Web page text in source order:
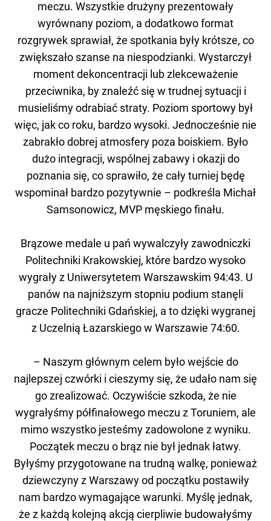
meczu. Wszystkie drużyny prezentowały
wyrównany poziom, a dodatkowo format
rozgrywek sprawiał, że spotkania były krótsze, co
zwiększało szanse na niespodzianki. Wystarczył
moment dekoncentracji lub zlekceważenie
przeciwnika, by znaleźć się w trudnej sytuacji i
musieliśmy odrabiać straty. Poziom sportowy był
więc, jak co roku, bardzo wysoki. Jednocześnie nie
zabrakło dobrej atmosfery poza boiskiem. Było
dużo integracji, wspólnej zabawy i okazji do
poznania się, co sprawiło, że cały turniej będę
wspominał bardzo pozytywnie – podkreśla Michał
Samsonowicz, MVP męskiego finału.
Brązowe medale u pań wywalczyły zawodniczki
Politechniki Krakowskiej, które bardzo wysoko
wygrały z Uniwersytetem Warszawskim 94:43. U
panów na najniższym stopniu podium stanęli
gracze Politechniki Gdańskiej, a to dzięki wygranej
z Uczelnią Łazarskiego w Warszawie 74:60.
– Naszym głównym celem było wejście do
najlepszej czwórki i cieszymy się, że udało nam się
go zrealizować. Oczywiście szkoda, że nie
wygrałyśmy półfinałowego meczu z Toruniem, ale
mimo wszystko jesteśmy zadowolone z wyniku.
Początek meczu o brąz nie był jednak łatwy.
Byłyśmy przygotowane na trudną walkę, ponieważ
dziewczyny z Warszawy od początku postawiły
nam bardzo wymagające warunki. Myślę jednak,
że z każdą kolejną akcją cierpliwie budowałyśmy